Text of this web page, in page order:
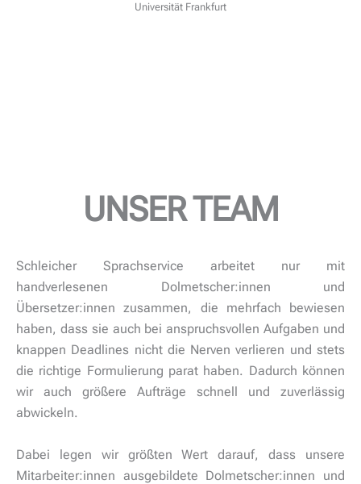
Universität Frankfurt
UNSER TEAM
Schleicher Sprachservice arbeitet nur mit
handverlesenen Dolmetscher:innen und
Übersetzer:innen zusammen, die mehrfach bewiesen
haben, dass sie auch bei anspruchsvollen Aufgaben und
knappen Deadlines nicht die Nerven verlieren und stets
die richtige Formulierung parat haben. Dadurch können
wir auch größere Aufträge schnell und zuverlässig
abwickeln.
Dabei legen wir größten Wert darauf, dass unsere
Mitarbeiter:innen ausgebildete Dolmetscher:innen und